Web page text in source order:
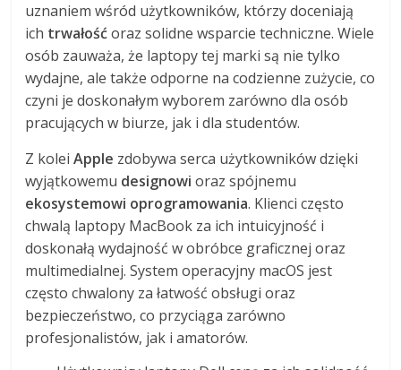
uznaniem wśród użytkowników, którzy doceniają
ich trwałośćoraz solidne wsparcie techniczne. Wiele
osób zauważa, że laptopy tej marki są nie tylko
wydajne, ale także odporne na codzienne zużycie, co
czyni je doskonałym wyborem zarówno dla osób
pracujących w biurze, jak i dla studentów.
Z koleiApple zdobywa serca użytkowników dzięki
wyjątkowemu designowi oraz spójnemu
ekosystemowi oprogramowania. Klienci często
chwalą laptopy MacBook za ich intuicyjność i
doskonałą wydajność w obróbce graficznej oraz
multimedialnej. System operacyjny macOS jest
często chwalony za łatwość obsługi oraz
bezpieczeństwo, co przyciąga zarówno
profesjonalistów, jak i amatorów.